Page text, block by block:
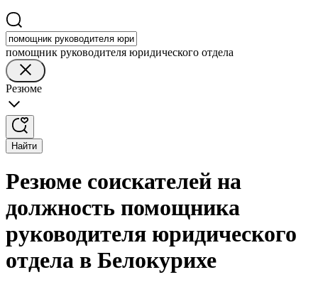
помощник руководителя юридического отдела
Резюме
Найти
Резюме соискателей на
должность помощника
руководителя юридического
отдела в Белокурихе